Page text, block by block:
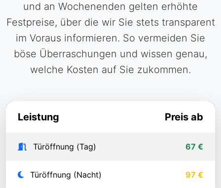
und an Wochenenden gelten erhöhte
Festpreise, über die wir Sie stets transparent
im Voraus informieren. So vermeiden Sie
böse Überraschungen und wissen genau,
welche Kosten auf Sie zukommen.
Leistung Preis ab
Türöffnung (Tag) 67 €
Türöffnung (Nacht) 97 €